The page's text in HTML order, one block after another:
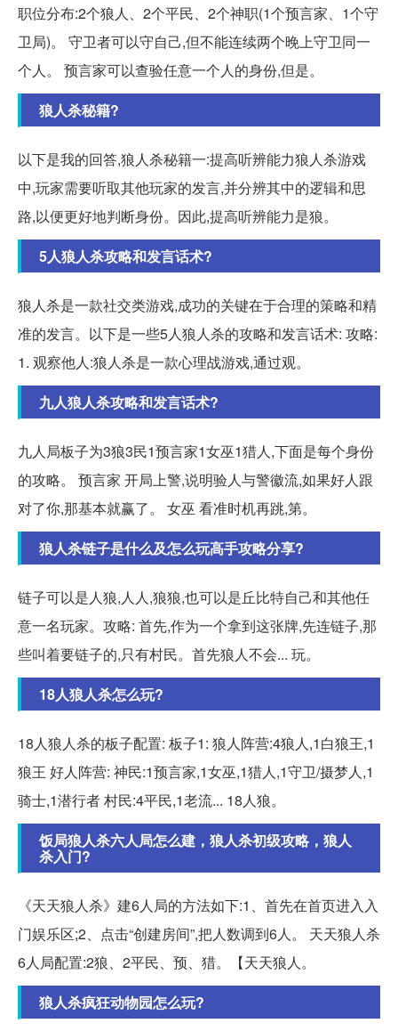
职位分布:2个狼人、2个平民、2个神职(1个预言家、1个守
卫局)。 守卫者可以守自己,但不能连续两个晚上守卫同一
个人。 预言家可以查验任意一个人的身份,但是。
狼人杀秘籍?
以下是我的回答,狼人杀秘籍一:提高听辨能力狼人杀游戏
中,玩家需要听取其他玩家的发言,并分辨其中的逻辑和思
路,以便更好地判断身份。因此,提高听辨能力是狼。
5人狼人杀攻略和发言话术?
狼人杀是一款社交类游戏,成功的关键在于合理的策略和精
准的发言。以下是一些5人狼人杀的攻略和发言话术: 攻略:
1. 观察他人:狼人杀是一款心理战游戏,通过观。
九人狼人杀攻略和发言话术?
九人局板子为3狼3民1预言家1女巫1猎人,下面是每个身份
的攻略。 预言家 开局上警,说明验人与警徽流,如果好人跟
对了你,那基本就赢了。 女巫 看准时机再跳,第。
狼人杀链子是什么及怎么玩高手攻略分享?
链子可以是人狼,人人,狼狼,也可以是丘比特自己和其他任
意一名玩家。攻略: 首先,作为一个拿到这张牌,先连链子,那
些叫着要链子的,只有村民。首先狼人不会... 玩。
18人狼人杀怎么玩?
18人狼人杀的板子配置: 板子1: 狼人阵营:4狼人,1白狼王,1
狼王 好人阵营: 神民:1预言家,1女巫,1猎人,1守卫/摄梦人,1
骑士,1潜行者 村民:4平民,1老流... 18人狼。
饭局狼人杀六人局怎么建，狼人杀初级攻略，狼人
杀入门?
《天天狼人杀》建6人局的方法如下:1、首先在首页进入入
门娱乐区;2、点击“创建房间”,把人数调到6人。 天天狼人杀
6人局配置:2狼、2平民、预、猎。【天天狼人。
狼人杀疯狂动物园怎么玩?